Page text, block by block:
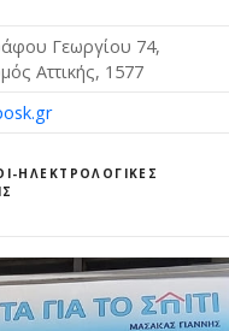
Γεωργίου 74,
Αττικής, 1577
ΗΛΕΚΤΡΟΛΟΓΙΚΈΣ